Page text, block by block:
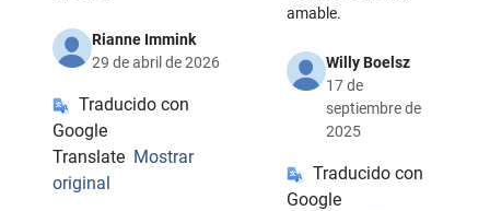
Rianne Immink
29 de abril de 2026
Traducido con
Google
Translate Mostrar
original
amable.
Willy Boelsz
17 de
septiembre de
2025
Traducido con
Google